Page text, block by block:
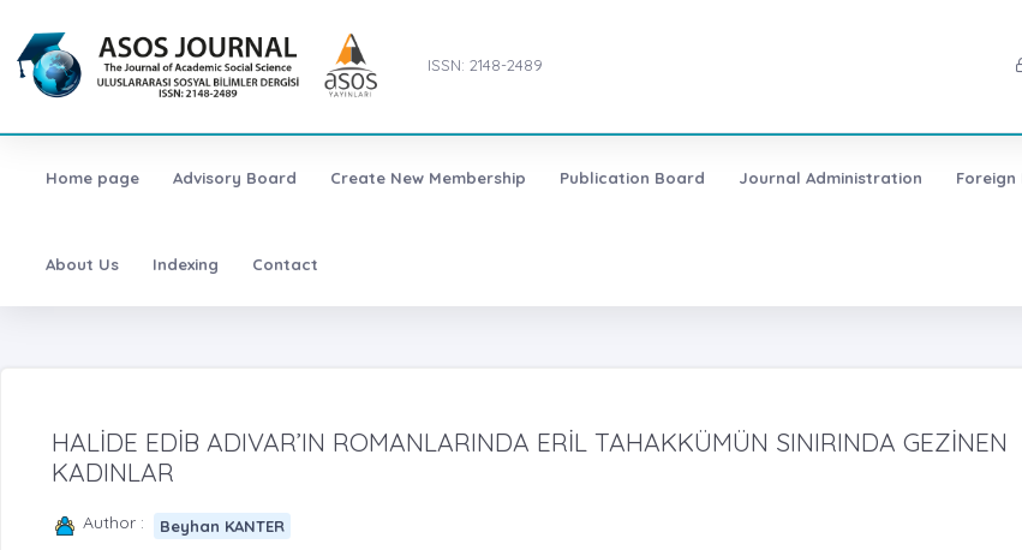
ISSN: 2148-2489
Home page Advisory Board Create New Membership Publication Board Journal Administration Foreign
About Us Indexing Contact
HALİDE EDİB ADIVAR’IN ROMANLARINDA ERİL TAHAKKÜMÜN SINIRINDA GEZİNEN
KADINLAR
Author : Beyhan KANTER